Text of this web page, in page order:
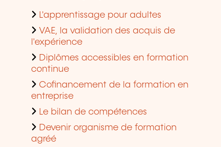
L'apprentissage pour adultes
VAE, la validation des acquis de
l'expérience
Diplômes accessibles en formation
continue
Cofinancement de la formation en
entreprise
Le bilan de compétences
Devenir organisme de formation
agréé